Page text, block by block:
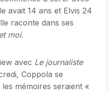
avait 14 ans et Elvis 24
raconte dans ses
moi.
avec Le journaliste
Coppola se
mémoires seraient «